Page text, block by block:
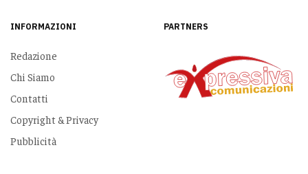
INFORMAZIONI
Redazione
Chi Siamo
Contatti
Copyright & Privacy
Pubblicità
PARTNERS